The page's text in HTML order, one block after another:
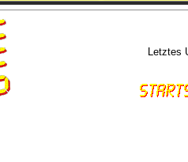
Letztes